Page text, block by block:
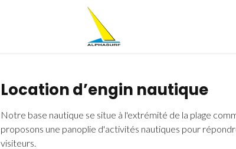
Location d’engin nautique
Notre base nautique se situe à l'extrémité de la plage
proposons une panoplie d'activités nautiques pour
visiteurs.